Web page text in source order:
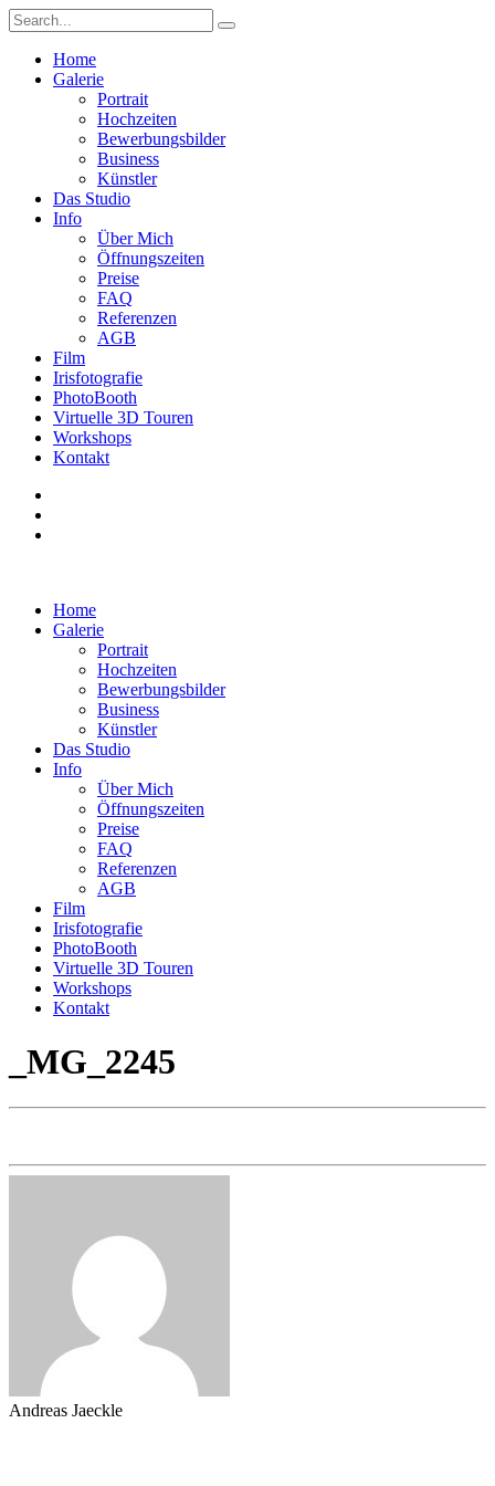
Home
Galerie
Portrait
Hochzeiten
Bewerbungsbilder
Business
Künstler
Das Studio
Info
Über Mich
Öffnungszeiten
Preise
FAQ
Referenzen
AGB
Film
Irisfotografie
PhotoBooth
Virtuelle 3D Touren
Workshops
Kontakt
Home
Galerie
Portrait
Hochzeiten
Bewerbungsbilder
Business
Künstler
Das Studio
Info
Über Mich
Öffnungszeiten
Preise
FAQ
Referenzen
AGB
Film
Irisfotografie
PhotoBooth
Virtuelle 3D Touren
Workshops
Kontakt
_MG_2245
Andreas Jaeckle